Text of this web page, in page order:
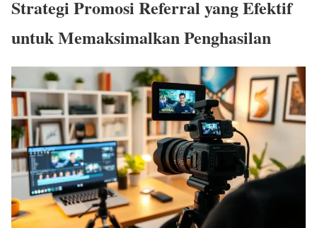
Strategi Promosi Referral yang Efektif
untuk Memaksimalkan Penghasilan